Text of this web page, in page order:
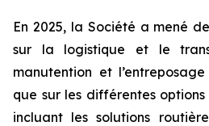
En 2025, la Société a mené
sur la logistique et le
manutention et
que sur les différentes
incluant les solutions